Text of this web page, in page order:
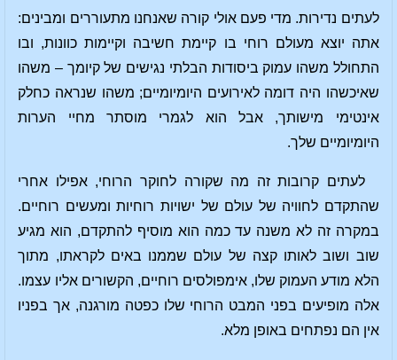
לעתים נדירות. מדי פעם אולי קורה שאנחנו מתעוררים ומבינים:
אתה יוצא מעולם רוחי בו קיימת חשיבה וקיימות כוונות, ובו
התחולל משהו עמוק ביסודות הבלתי נגישים של קיומך – משהו
שאיכשהו היה דומה לאירועים היומיומיים; משהו שנראה כחלק
אינטימי מישותך, אבל הוא לגמרי מוסתר מחיי הערות
היומיומיים שלך.
לעתים קרובות זה מה שקורה לחוקר הרוחי, אפילו אחרי
שהתקדם לחוויה של עולם של ישויות רוחיות ומעשים רוחיים.
במקרה זה לא משנה עד כמה הוא מוסיף להתקדם, הוא מגיע
שוב ושוב לאותו קצה של עולם שממנו באים לקראתו, מתוך
הלא מודע העמוק שלו, אימפולסים רוחיים, הקשורים אליו עצמו.
אלה מופיעים בפני המבט הרוחי שלו כפטה מורגנה, אך בפניו
אין הם נפתחים באופן מלא.